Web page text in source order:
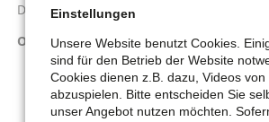
Dienstleistungen
Organisation & Gremien
Geschäftsführung
Trägerversammlung
Einstellungen
Unsere Website benutzt Cookies.
sind für den Betrieb der Website
Cookies dienen z.B. dazu, Videos von
abzuspielen. Bitte entscheiden Sie
unser Angebot nutzen möchten.